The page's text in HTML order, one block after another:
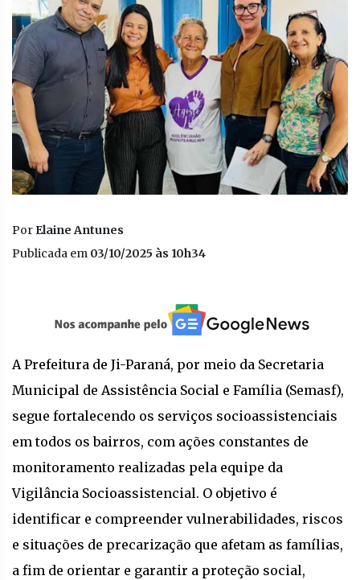
Por Elaine Antunes
Publicada em 03/10/2025 às 10h34
A Prefeitura de Ji-Paraná, por meio da Secretaria
Municipal de Assistência Social e Família (Semasf),
segue fortalecendo os serviços socioassistenciais
em todos os bairros, com ações constantes de
monitoramento realizadas pela equipe da
Vigilância Socioassistencial. O objetivo é
identificar e compreender vulnerabilidades, riscos
e situações de precarização que afetam as famílias,
a fim de orientar e garantir a proteção social,